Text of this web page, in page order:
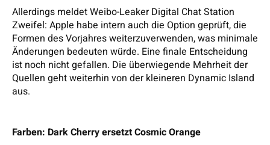
Allerdings meldet Weibo-Leaker Digital Chat Station
Zweifel: Apple habe intern auch die Option geprüft, die
Formen des Vorjahres weiterzuverwenden, was minimale
Änderungen bedeuten würde. Eine finale Entscheidung
ist noch nicht gefallen. Die überwiegende Mehrheit der
Quellen geht weiterhin von der kleineren Dynamic Island
aus.
Farben: Dark Cherry ersetzt Cosmic Orange